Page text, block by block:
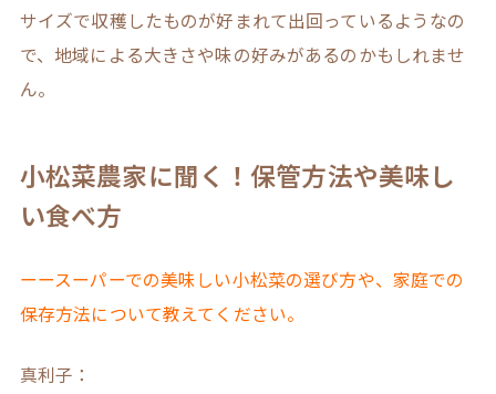
サイズで収穫したものが好まれて出回っているようなの
で、地域による大きさや味の好みがあるのかもしれませ
ん。
小松菜農家に聞く！保管方法や美味し
い食べ方
ーースーパーでの美味しい小松菜の選び方や、家庭での
保存方法について教えてください。
真利子：